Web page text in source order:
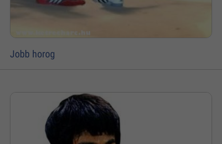
Jobb horog